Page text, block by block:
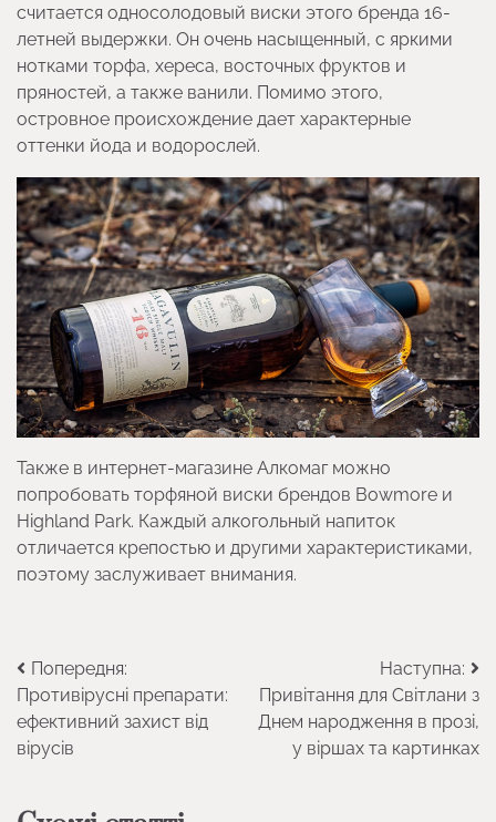
считается односолодовый виски этого бренда 16-
летней выдержки. Он очень насыщенный, с яркими
нотками торфа, хереса, восточных фруктов и
пряностей, а также ванили. Помимо этого,
островное происхождение дает характерные
оттенки йода и водорослей.
Также в интернет-магазине Алкомаг можно
попробовать торфяной виски брендов Bowmore и
Highland Park. Каждый алкогольный напиток
отличается крепостью и другими характеристиками,
поэтому заслуживает внимания.
Навігація
записів
Попередня:
Противірусні препарати:
ефективний захист від
вірусів
Наступна:
Привітання для Світлани з
Днем народження в прозі,
у віршах та картинках